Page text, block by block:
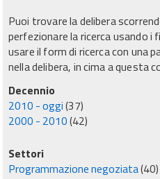
Puoi trovare la delibera
perfezionare la ricerca usando
usare il form di ricerca con una
nella delibera, in cima a questa
Decennio
2010 - oggi(37)
2000 - 2010(42)
Settori
Programmazione negoziata(40)